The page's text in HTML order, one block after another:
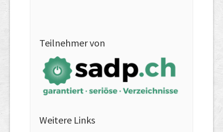
Teilnehmer von
Weitere Links